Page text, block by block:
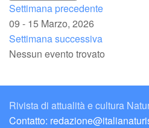
Settimana precedente
09 - 15 Marzo, 2026
Settimana successiva
Nessun evento trovato
Rivista di attualità e cultura
Contatto: